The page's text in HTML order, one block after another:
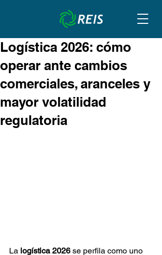
Logística 2026: cómo
operar ante cambios
comerciales, aranceles y
mayor volatilidad
regulatoria
La logística 2026 se perfila como uno